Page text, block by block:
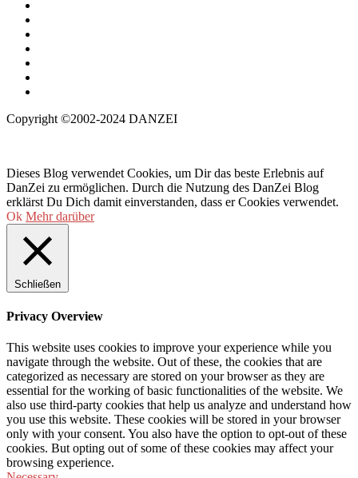
Copyright ©2002-2024 DANZEI
Dieses Blog verwendet Cookies, um Dir das beste Erlebnis auf
DanZei zu ermöglichen. Durch die Nutzung des DanZei Blog
erklärst Du Dich damit einverstanden, dass er Cookies verwendet.
Ok Mehr darüber
Schließen
Privacy Overview
This website uses cookies to improve your experience while you
navigate through the website. Out of these, the cookies that are
categorized as necessary are stored on your browser as they are
essential for the working of basic functionalities of the website. We
also use third-party cookies that help us analyze and understand how
you use this website. These cookies will be stored in your browser
only with your consent. You also have the option to opt-out of these
cookies. But opting out of some of these cookies may affect your
browsing experience.